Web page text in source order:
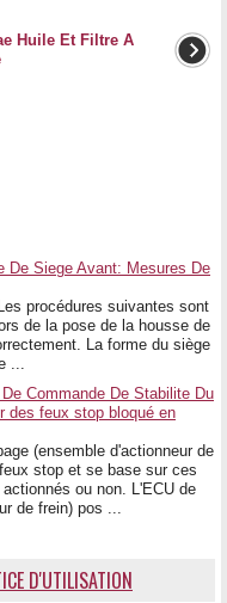
Huile Et Filtre A
De Siege Avant: Mesures De
procédures suivantes sont
de la pose de la housse de
La forme du siège
...
Commande De Stabilite Du
des feux stop bloqué en
(ensemble d'actionneur de
stop et se base sur ces
ou non. L'ECU de
de frein) pos ...
D'UTILISATION